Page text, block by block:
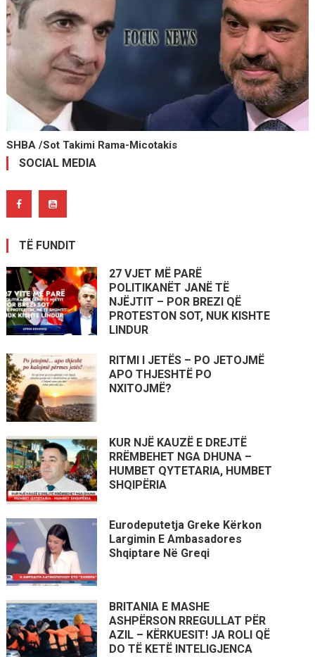
SHBA /Sot Takimi Rama-Micotakis
SOCIAL MEDIA
TË FUNDIT
27 VJET MË PARË
POLITIKANËT JANË TË
NJËJTIT – POR BREZI QË
PROTESTON SOT, NUK KISHTE
LINDUR
RITMI I JETËS – PO JETOJMË
APO THJESHTË PO
NXITOJMË?
KUR NJË KAUZË E DREJTË
RRËMBEHET NGA DHUNA –
HUMBET QYTETARIA, HUMBET
SHQIPËRIA
Eurodeputetja Greke Kërkon
Largimin E Ambasadores
Shqiptare Në Greqi
BRITANIA E MASHE
ASHPËRSON RREGULLAT PËR
AZIL – KËRKUESIT! JA ROLI QË
DO TË KETË INTELIGJENCA